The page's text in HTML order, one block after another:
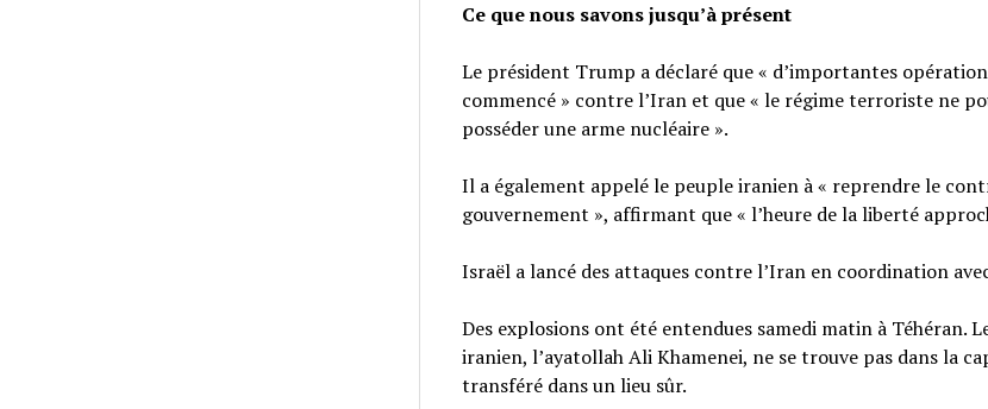
Ce que nous savons jusqu’à présent
Le président Trump a déclaré que « d’importantes
commencé » contre l’Iran et que « le régime terroriste ne
posséder une arme nucléaire ».
Il a également appelé le peuple iranien à « reprendre le
gouvernement », affirmant que « l’heure de la liberté
Israël a lancé des attaques contre l’Iran en coordination
Des explosions ont été entendues samedi matin à Téhéran.
iranien, l’ayatollah Ali Khamenei, ne se trouve pas dans la
transféré dans un lieu sûr.